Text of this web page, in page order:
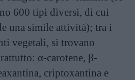
600 tipi diversi, di cui
una simile attività); tra i
vegetali, si trovano
α-carotene, β-
criptoxantina e